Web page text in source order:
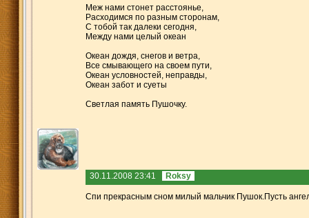
Меж нами стонет расстоянье,
Расходимся по разным сторонам,
С тобой так далеки сегодня,
Между нами целый океан
Океан дождя, снегов и ветра,
Все смывающего на своем пути,
Океан условностей, неправды,
Океан забот и суеты
Светлая память Пушочку.
30.11.2008 23:41 Roksy
Cпи прекрасным сном милый мальчик Пушок.Пусть